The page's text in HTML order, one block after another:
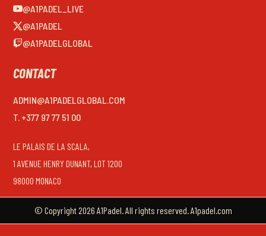
@A1PADEL_LIVE
@A1PADEL
@A1PADELGLOBAL
CONTACT
ADMIN@A1PADELGLOBAL.COM
T. +377 97 77 51 00
LE PALAIS DE LA SCALA,
1 AVENUE HENRY DUNANT, LOT 1200
98000 MONACO
© Copyright 2026 A1Padel. All rights reserved. A1padel.com